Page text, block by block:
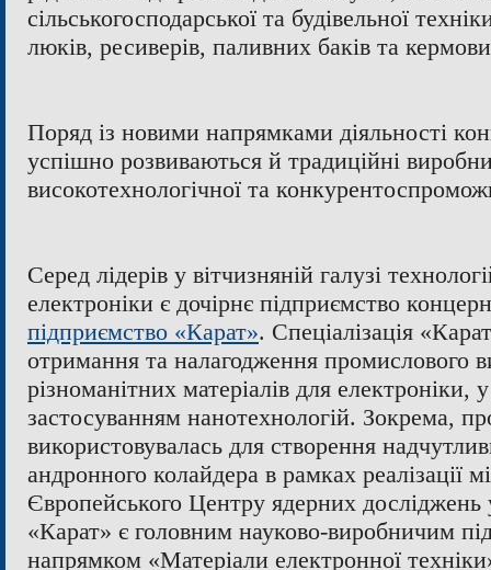
сільськогосподарської та будівельної
люків, ресиверів, паливних баків та
Поряд із новими напрямками діяльності
успішно розвиваються й традиційні
високотехнологічної та
Серед лідерів у вітчизняній галузі
електроніки є дочірнє підприємство
підприємство «Карат». Спеціалізація
отримання та налагодження промислового
різноманітних матеріалів для електроніки,
застосуванням нанотехнологій. Зокрема,
використовувалась для створення
андронного колайдера в рамках реалізації
Європейського Центру ядерних
«Карат» є головним науково-виробничим
напрямком «Матеріали електронної